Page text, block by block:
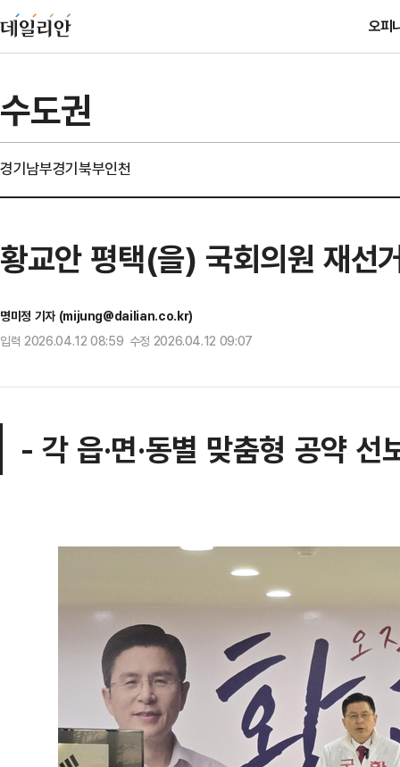
오피
수도권
경기남부경기북부인천
황교안 평택(을) 국회의원 재선
명미정 기자 (mijung@dailian.co.kr)
입력 2026.04.12 08:59 수정 2026.04.12 09:07
- 각 읍·면·동별 맞춤형 공약 선